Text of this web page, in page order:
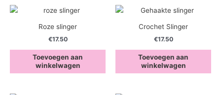
Roze slinger
€17.50
Toevoegen aan
winkelwagen
Crochet Slinger
€17.50
Toevoegen aan
winkelwagen